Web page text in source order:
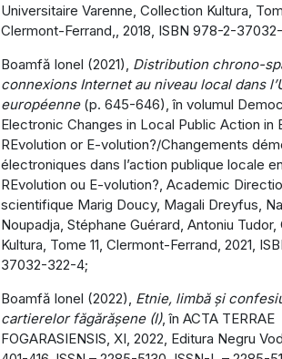
Universitaire Varenne, Collection Kultura,
Clermont-Ferrand,, 2018, ISBN 978-2-
Boamfă Ionel (2021), Distribution chrono-
connexions Internet au niveau local dans
européenne (p. 645-646), în volumul
Electronic Changes in Local Public Action in
REvolution or E-volution?/Changements
électroniques dans l’action publique locale
REvolution ou E-volution?, Academic
scientifique Marig Doucy, Magali Dreyfus,
Noupadja, Stéphane Guérard, Antoniu
Kultura, Tome 11, Clermont-Ferrand, 2021,
37032-322-4;
Boamfă Ionel (2022), Etnie, limbă și
cartierelor făgărășene (I), în ACTA TERRAE
FOGARASIENSIS, XI, 2022, Editura Negru